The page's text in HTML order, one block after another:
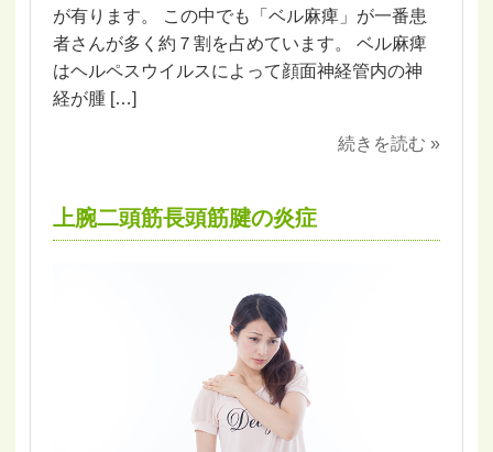
が有ります。 この中でも「ベル麻痺」が一番患
者さんが多く約７割を占めています。 ベル麻痺
はヘルペスウイルスによって顔面神経管内の神
経が腫 […]
続きを読む »
上腕二頭筋長頭筋腱の炎症